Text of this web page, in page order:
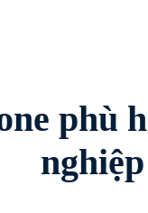
phù